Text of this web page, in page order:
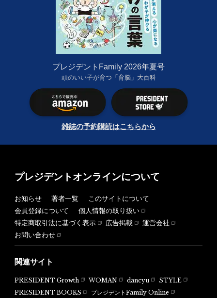
プレジデントFamily 2026年夏号
頭のいい子が育つ「育脳」大百科
雑誌の予約購読はこちらから
プレジデントオンラインについて
お知らせ 著者一覧
このサイトについて
会員登録について
個人情報の取り扱い
特定商取引法に基づく表示
広告掲載
運営会社
お問い合わせ
関連サイト
PRESIDENT Growth WOMAN dancyu
STYLE
PRESIDENT BOOKS
プレジデントFamily Online